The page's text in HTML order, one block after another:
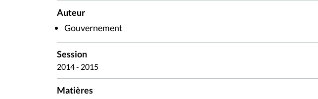
Auteur
Gouvernement
Session
2014 - 2015
Matières